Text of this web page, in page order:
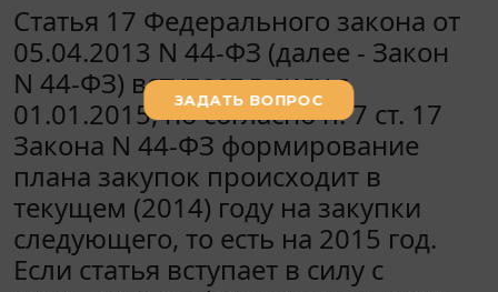
Статья 17 Федерального закона от
05.04.2013 N 44-ФЗ (далее - Закон
N 44-ФЗ) вступает в силу с
01.01.2015, но согласно п. 7 ст. 17
Закона N 44-ФЗ формирование
плана закупок происходит в
текущем (2014) году на закупки
следующего, то есть на 2015 год.
Если статья вступает в силу с